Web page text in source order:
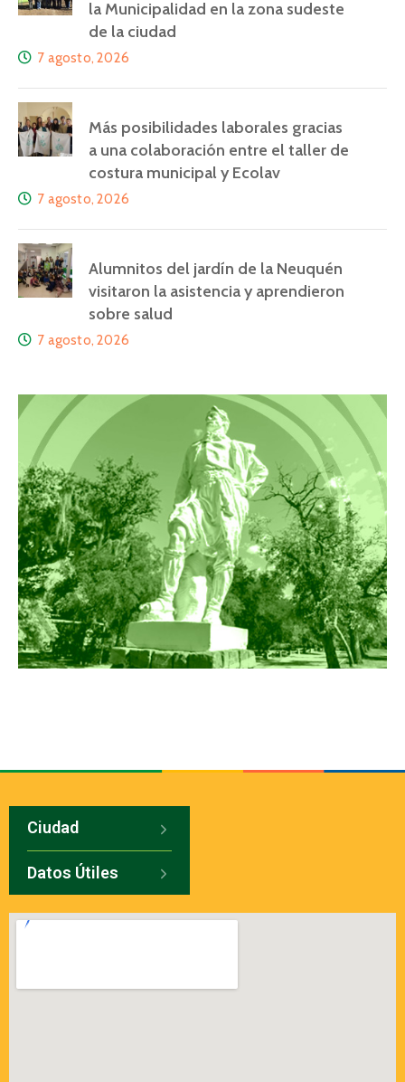
la Municipalidad en la zona sudeste
de la ciudad
7 agosto, 2026
Más posibilidades laborales gracias
a una colaboración entre el taller de
costura municipal y Ecolav
7 agosto, 2026
Alumnitos del jardín de la Neuquén
visitaron la asistencia y aprendieron
sobre salud
7 agosto, 2026
Ciudad
Datos Útiles